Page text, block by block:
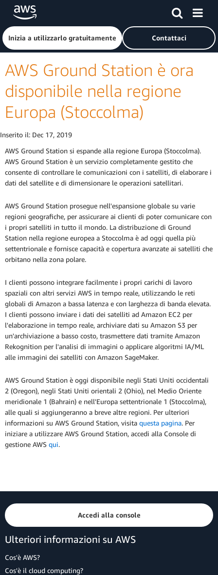
Passa al contenuto principale
Fai clic qui per tornare alla home page di Amazon Web
Inizia a utilizzarlo gratuitamente Contattaci
AWS Ground Station è ora
disponibile nella regione
Europa (Stoccolma)
Inserito il: Dec 17, 2019
AWS Ground Station si espande alla regione Europa (Stoccolma).
AWS Ground Station è un servizio completamente gestito che
consente di controllare le comunicazioni con i satelliti, di elaborare i
dati del satellite e di dimensionare le operazioni satellitari.
AWS Ground Station prosegue nell'espansione globale su varie
regioni geografiche, per assicurare ai clienti di poter comunicare con
i propri satelliti in tutto il mondo. La distribuzione di Ground
Station nella regione europea a Stoccolma è ad oggi quella più
settentrionale e fornisce capacità e copertura avanzate ai satelliti che
orbitano nella zona polare.
I clienti possono integrare facilmente i propri carichi di lavoro
spaziali con altri servizi AWS in tempo reale, utilizzando le reti
globali di Amazon a bassa latenza e con larghezza di banda elevata.
I clienti possono inviare i dati dei satelliti ad Amazon EC2 per
l'elaborazione in tempo reale, archiviare dati su Amazon S3 per
un'archiviazione a basso costo, trasmettere dati tramite Amazon
Rekognition per l'analisi di immagini o applicare algoritmi IA/ML
alle immagini dei satelliti con Amazon SageMaker.
AWS Ground Station è oggi disponibile negli Stati Uniti occidentali
2 (Oregon), negli Stati Uniti orientali 2 (Ohio), nel Medio Oriente
meridionale 1 (Bahrain) e nell'Europa settentrionale 1 (Stoccolma),
alle quali si aggiungeranno a breve altre regioni. Per ulteriori
informazioni su AWS Ground Station, visita questa pagina. Per
iniziare a utilizzare AWS Ground Station, accedi alla Console di
gestione AWS qui.
Accedi alla console
Ulteriori informazioni su AWS
Cos'è AWS?
Cos'è il cloud computing?